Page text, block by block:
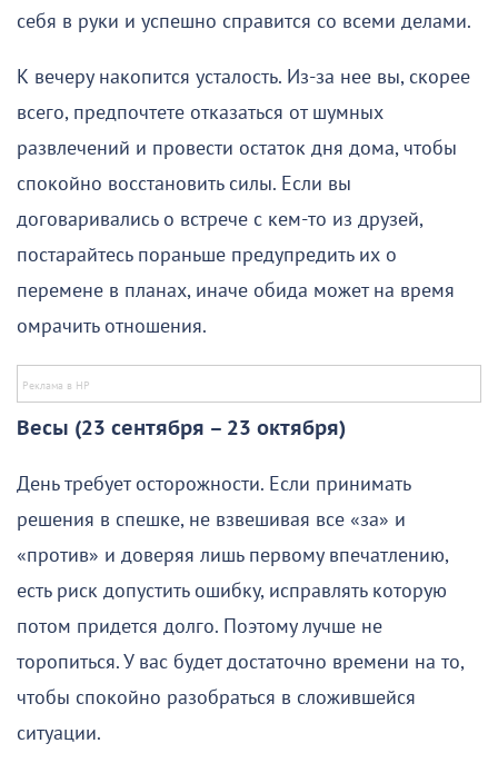
себя в руки и успешно справится со всеми делами.
К вечеру накопится усталость. Из-за нее вы, скорее
всего, предпочтете отказаться от шумных
развлечений и провести остаток дня дома, чтобы
спокойно восстановить силы. Если вы
договаривались о встрече с кем-то из друзей,
постарайтесь пораньше предупредить их о
перемене в планах, иначе обида может на время
омрачить отношения.
Весы (23 сентября – 23 октября)
День требует осторожности. Если принимать
решения в спешке, не взвешивая все «за» и
«против» и доверяя лишь первому впечатлению,
есть риск допустить ошибку, исправлять которую
потом придется долго. Поэтому лучше не
торопиться. У вас будет достаточно времени на то,
чтобы спокойно разобраться в сложившейся
ситуации.